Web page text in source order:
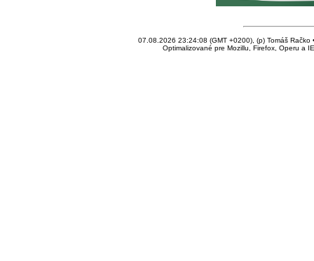
07.08.2026 23:24:08 (GMT +0200), (p) Tomáš Račko
Optimalizované pre Mozillu, Firefox, Operu a